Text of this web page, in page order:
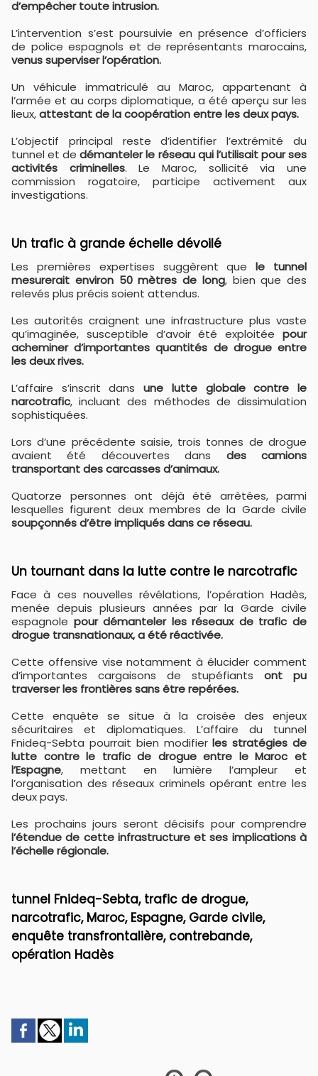
d’empêcher toute intrusion.
L’intervention s’est poursuivie en présence d’officiers
de police espagnols et de représentants marocains,
venus superviser l’opération.
Un véhicule immatriculé au Maroc, appartenant à
l’armée et au corps diplomatique, a été aperçu sur les
lieux,attestant de la coopération entre les deux pays.
L’objectif principal reste d’identifier l’extrémité du
tunnel et dedémanteler le réseau qui l’utilisait pour ses
activités criminelles. Le Maroc, sollicité via une
commission rogatoire, participe activement aux
investigations.
Un trafic à grande échelle dévoilé
Les premières expertises suggèrent quele tunnel
mesurerait environ 50 mètres de long, bien que des
relevés plus précis soient attendus.
Les autorités craignent une infrastructure plus vaste
qu’imaginée, susceptible d’avoir été exploitée pour
acheminer d’importantes quantités de drogue entre
les deux rives.
L’affaire s’inscrit dansune lutte globale contre le
narcotrafic, incluant des méthodes de dissimulation
sophistiquées.
Lors d’une précédente saisie, trois tonnes de drogue
avaient été découvertes dans des camions
transportant des carcasses d’animaux.
Quatorze personnes ont déjà été arrêtées, parmi
lesquelles figurent deux membres de la Garde civile
soupçonnés d’être impliqués dans ce réseau.
Un tournant dans la lutte contre le narcotrafic
Face à ces nouvelles révélations, l’opération Hadès,
menée depuis plusieurs années par la Garde civile
espagnole pour démanteler les réseaux de trafic de
drogue transnationaux, a été réactivée.
Cette offensive vise notamment à élucider comment
d’importantes cargaisons de stupéfiants ont pu
traverser les frontières sans être repérées.
Cette enquête se situe à la croisée des enjeux
sécuritaires et diplomatiques. L’affaire du tunnel
Fnideq-Sebta pourrait bien modifierles stratégies de
lutte contre le trafic de drogue entre le Maroc et
l’Espagne, mettant en lumière l’ampleur et
l’organisation des réseaux criminels opérant entre les
deux pays.
Les prochains jours seront décisifs pour comprendre
l’étendue de cette infrastructure et ses implications à
l’échelle régionale.
tunnel Fnideq-Sebta, trafic de drogue,
narcotrafic, Maroc, Espagne, Garde civile,
enquête transfrontalière, contrebande,
opération Hadès